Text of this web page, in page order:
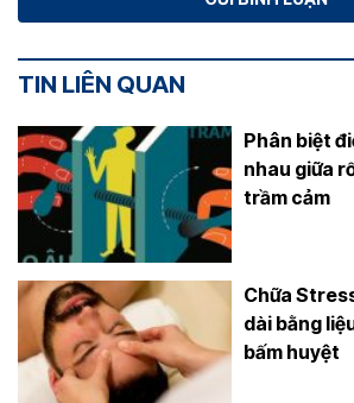
TIN LIÊN QUAN
Phân biệt
nhau giữa
trầm cảm
Chữa
dài bằng
bấm huyệt